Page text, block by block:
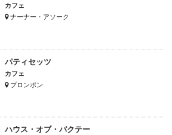
カフェ
ナーナー・アソーク
パティセッツ
カフェ
プロンポン
ハウス・オブ・バクテー